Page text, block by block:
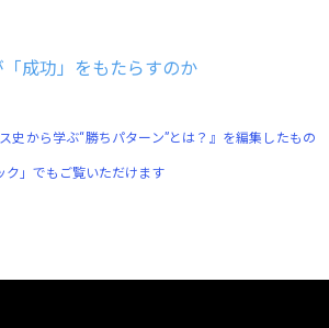
成功」をもたらすのか
から学ぶ“勝ちパターン”とは？』を編集したもの
ク」でもご覧いただけます